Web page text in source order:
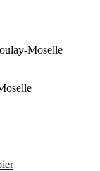
Moselle